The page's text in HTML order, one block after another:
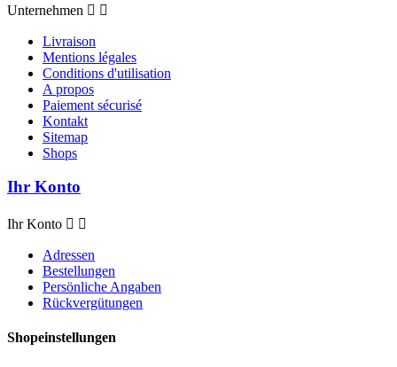
Unternehmen  
Livraison
Mentions légales
Conditions d'utilisation
A propos
Paiement sécurisé
Kontakt
Sitemap
Shops
Ihr Konto
Ihr Konto  
Adressen
Bestellungen
Persönliche Angaben
Rückvergütungen
Shopeinstellungen